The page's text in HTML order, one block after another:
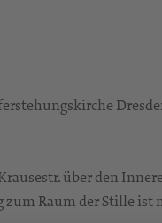
über den
zum Raum der Stille